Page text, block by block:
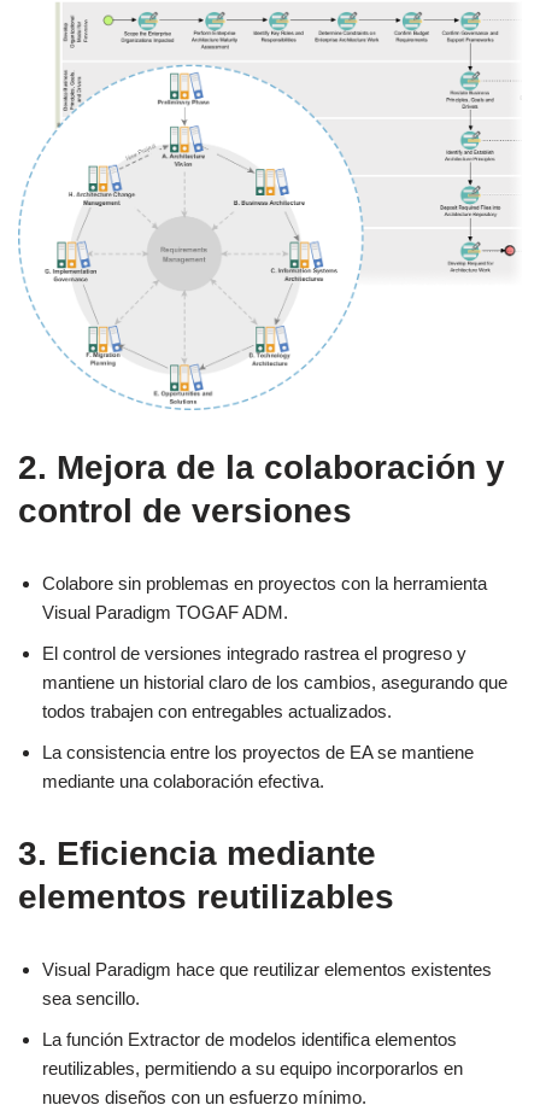
2. Mejora de la colaboración y
control de versiones
Colabore sin problemas en proyectos con la herramienta
Visual Paradigm TOGAF ADM.
El control de versiones integrado rastrea el progreso y
mantiene un historial claro de los cambios, asegurando que
todos trabajen con entregables actualizados.
La consistencia entre los proyectos de EA se mantiene
mediante una colaboración efectiva.
3. Eficiencia mediante
elementos reutilizables
Visual Paradigm hace que reutilizar elementos existentes
sea sencillo.
La función Extractor de modelos identifica elementos
reutilizables, permitiendo a su equipo incorporarlos en
nuevos diseños con un esfuerzo mínimo.